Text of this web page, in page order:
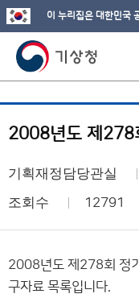
이 누리집은 대한민국
기획재정담당관실
조회수 12791
2008년도 제278회 정
구자료 목록입니다.